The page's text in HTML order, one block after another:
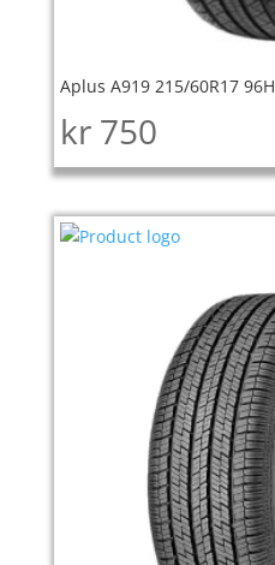
Aplus A919 215/60R17 96H
kr 750